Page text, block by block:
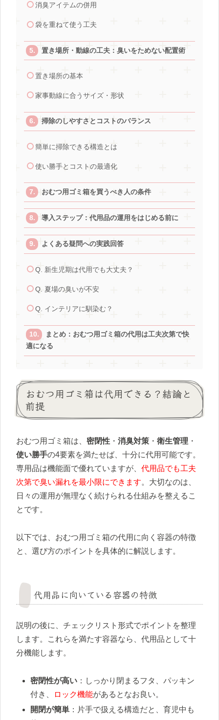
消臭アイテムの併用
袋を重ねて使う工夫
置き場所・動線の工夫：臭いをためない配置術
置き場所の基本
家事動線に合うサイズ・形状
掃除のしやすさとコストのバランス
簡単に掃除できる構造とは
使い勝手とコストの最適化
おむつ用ゴミ箱を買うべき人の条件
導入ステップ：代用品の運用をはじめる前に
よくある疑問への実践回答
Q. 新生児期は代用でも大丈夫？
Q. 夏場の臭いが不安
Q. インテリアに馴染む？
まとめ：おむつ用ゴミ箱の代用は工夫次第で快
適になる
おむつ用ゴミ箱は代用できる？結論と
前提
おむつ用ゴミ箱は、 密閉性 ・ 消臭対策 ・ 衛生管理 ・
使い勝手の4要素を満たせば、十分に代用可能です。
専用品は機能面で優れていますが、 代用品でも工夫
次第で臭い漏れを最小限にできます。大切なのは、
日々の運用が無理なく続けられる仕組みを整えるこ
とです。
以下では、おむつ用ゴミ箱の代用に向く容器の特徴
と、選び方のポイントを具体的に解説します。
代用品に向いている容器の特徴
説明の後に、チェックリスト形式でポイントを整理
します。これらを満たす容器なら、代用品として十
分機能します。
密閉性が高い ：しっかり閉まるフタ、パッキン
付き、
ロック機能があるとなお良い。
開閉が簡単 ：片手で扱える構造だと、育児中も